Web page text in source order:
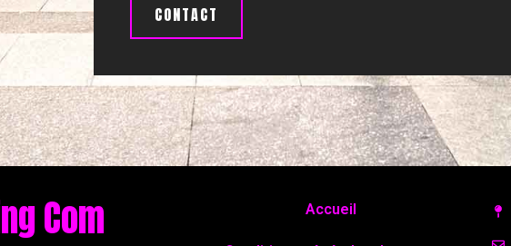
CONTACT
Com Accueil